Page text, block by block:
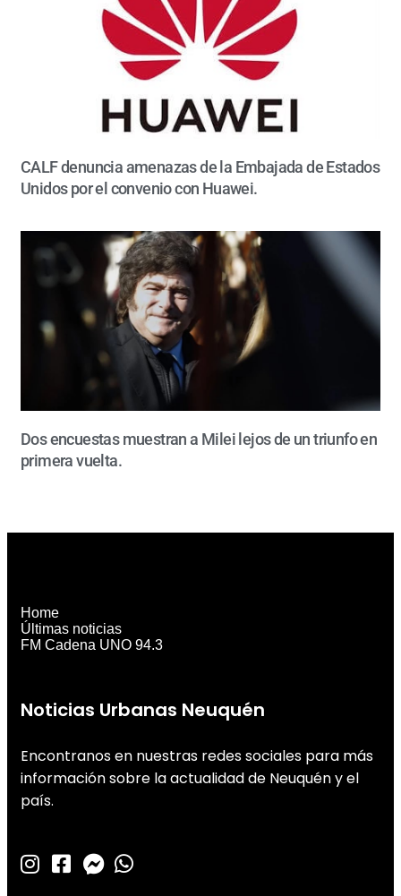
CALF denuncia amenazas de la Embajada de Estados
Unidos por el convenio con Huawei.
Dos encuestas muestran a Milei lejos de un triunfo en
primera vuelta.
Noticias Urbanas Neuquén
Encontranos en nuestras redes sociales para más
información sobre la actualidad de Neuquén y el
país.
Home
Últimas noticias
FM Cadena UNO 94.3